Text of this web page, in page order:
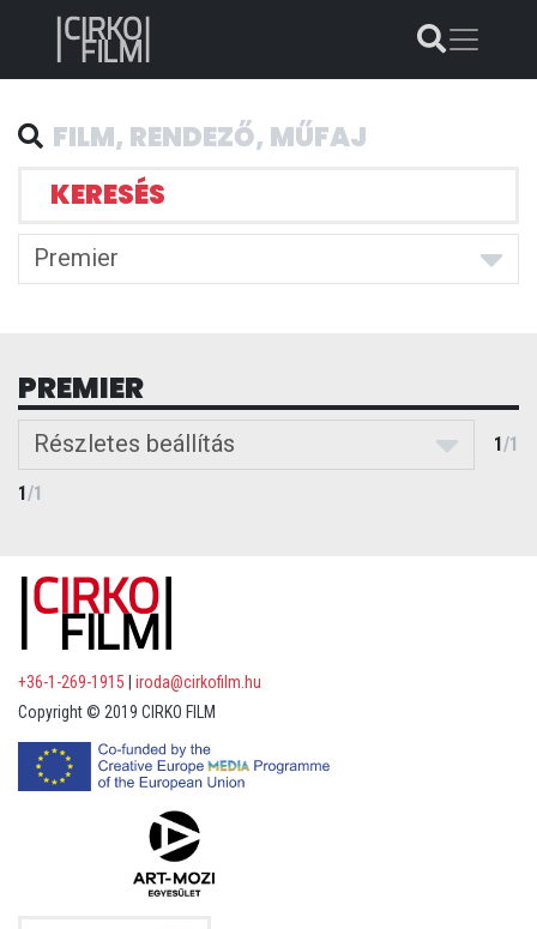
KERESÉS
Premier
PREMIER
Részletes beállítás 1/1
1/1
+36-1-269-1915
iroda@cirkofilm.hu
Copyright © 2019 CIRKO FILM